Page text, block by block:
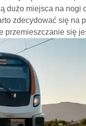
miejsca na
zdecydować się na
się